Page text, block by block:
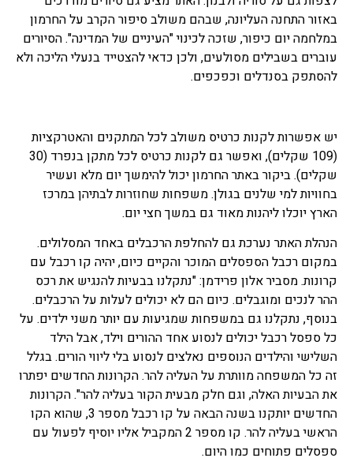
באזור התחנה העליונה, שבהם משולב סיפור הקרב על החרמון
במלחמה יום כיפור, שזכה לכינוי "העיניים של המדינה". הסיורים
עוברים בשבילים מסולעים, ולכן כדאי להצטייד בנעלי הליכה ולא
להסתפק בסנדלים וכפכפים.
יש אפשרות לקנות כרטיס משולב לכל המתקנים והאטרקציות
(109 שקלים), ואפשר גם לקנות כרטיס לכל מתקן בנפרד (30
שקלים). ביקור באתר החרמון יכול להימשך יום מלא ועשיר
בחוויות למי שלנים בגולן. משפחות שחוזרות לבתיהן במרכז
הארץ יוכלו ליהנות מאוד גם במשך חצי יום.
הנהלת האתר נערכת גם להחלפת הרכבלים באחד המסלולים.
במקום רכבל הספסלים המוכר והקיים כיום, יהיה קו רכבל עם
קרונות. מסביר אלון פרידמן: "נתקלנו בבעיות להנגיש את רכס
ההר לנכים ומוגבלים. כיום הם לא יכולים לעלות על הרכבלים.
בנוסף, נתקלנו גם במשפחות שמגיעות עם יותר משני ילדים. על
כל ספסל רכבל יכולים לנסוע אחד ההורים וילד, אבל הילד
השלישי והילדים הנוספים נאלצים לנסוע בלי ליווי הורים. בגלל
זה כל המשפחה מוותרת על העליה להר. הקרונות החדשים יפתרו
את הבעיות האלה, וגם חלק מבעית הקור בעליה להר". הקרונות
החדשים יותקנו בשנה הבאה על קו רכבל מספר 3, שהוא הקו
הראשי בעליה להר. קו מספר 2 המקביל אליו יוסיף לפעול עם
ספסלים פתוחים כמו היום.